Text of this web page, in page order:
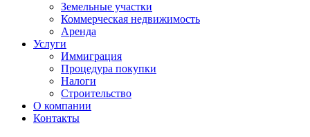
Земельные участки
Коммерческая недвижимость
Аренда
Услуги
Иммиграция
Процедура покупки
Налоги
Строительство
О компании
Контакты